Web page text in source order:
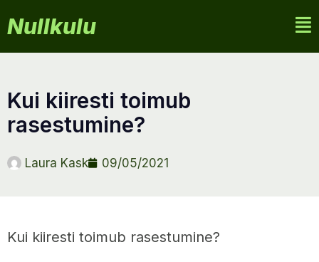
Nullkulu
kui kiiresti toimub
rasestumine?
Laura Kask 09/05/2021
Kui kiiresti toimub rasestumine?